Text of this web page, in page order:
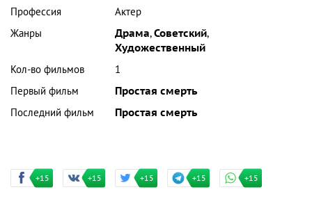
Профессия
Актер
Жанры
Драма,Советский,
Художественный
Кол-во фильмов
1
Первый фильм
Простая смерть
Последний фильм
Простая смерть
+15 +15 +15 +15 +15